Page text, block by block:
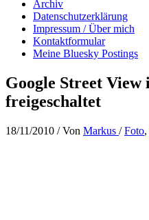
Archiv
Datenschutzerklärung
Impressum / Über mich
Kontaktformular
Meine Bluesky Postings
Google Street View
freigeschaltet
18/11/2010 / Von Markus /Foto,